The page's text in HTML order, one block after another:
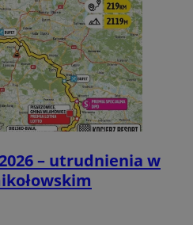
2026 – utrudnienia w